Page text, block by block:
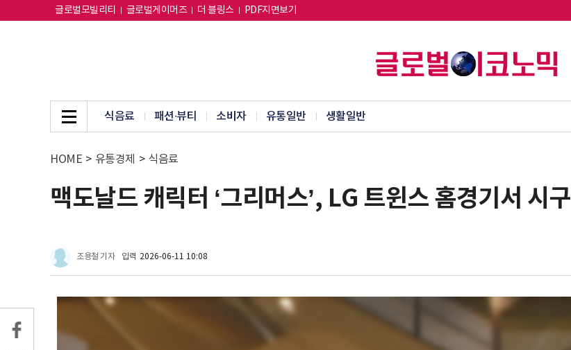
글로벌모빌리티 글로벌게이머즈 더 블링스 PDF지면보기
식음료 패션∙뷰티 소비자 유통일반 생활일반
HOME > 유통경제 > 식음료
맥도날드 캐릭터 ‘그리머스’, LG 트윈스 홈경기서 시구
조용철 기자 입력 2026-06-11 10:08